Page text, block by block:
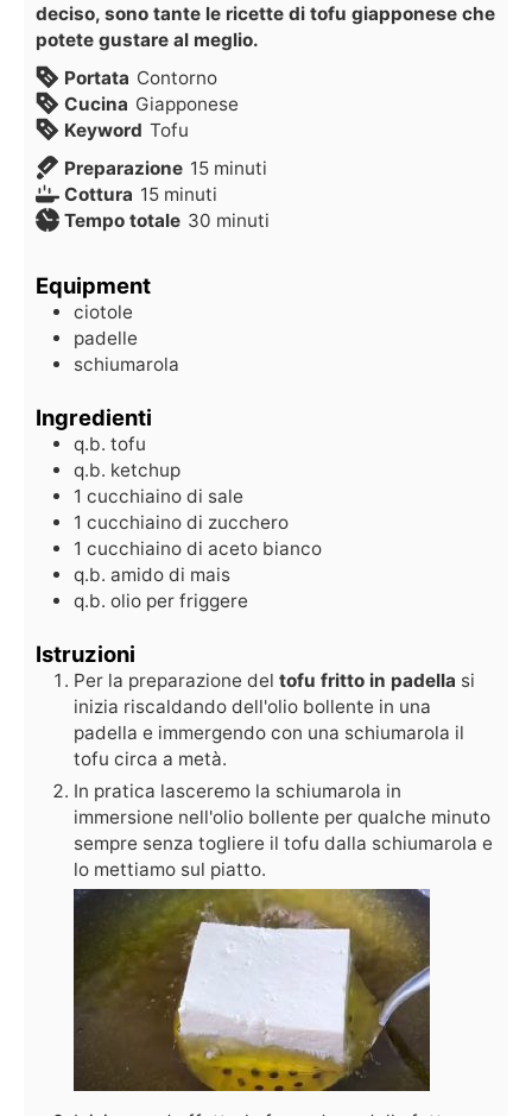
deciso, sono tante le ricette di tofu giapponese che
potete gustare al meglio.
Portata Contorno
Cucina Giapponese
Keyword Tofu
Preparazione 15 minuti
Cottura 15 minuti
Tempo totale 30 minuti
Equipment
ciotole
padelle
schiumarola
Ingredienti
q.b. tofu
q.b. ketchup
1 cucchiaino di sale
1 cucchiaino di zucchero
1 cucchiaino di aceto bianco
q.b. amido di mais
q.b. olio per friggere
Istruzioni
Per la preparazione del tofu fritto in padella si
inizia riscaldando dell'olio bollente in una
padella e immergendo con una schiumarola il
tofu circa a metà.
In pratica lasceremo la schiumarola in
immersione nell'olio bollente per qualche minuto
sempre senza togliere il tofu dalla schiumarola e
lo mettiamo sul piatto.